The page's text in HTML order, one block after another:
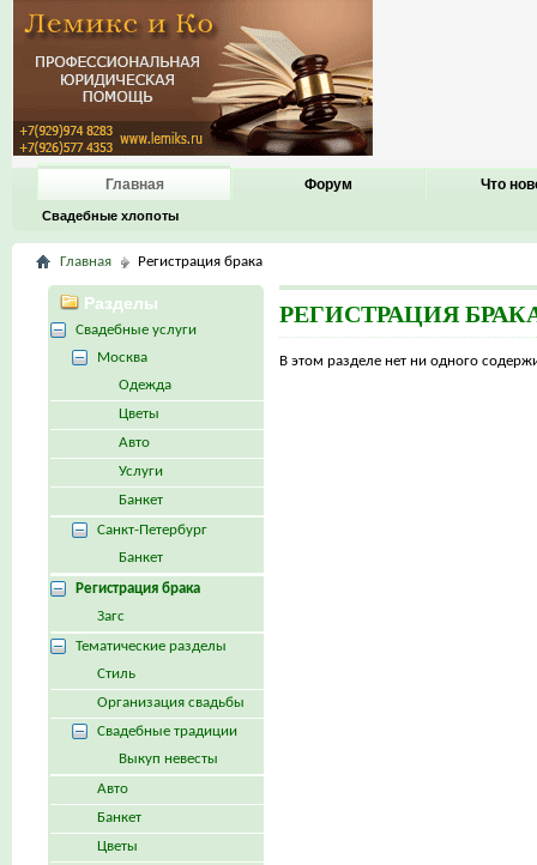
Главная
Свадебные хлопоты
Форум Что
Главная Регистрация брака
РЕГИСТРАЦИЯ
В этом разделе нет ни одного
Разделы
Свадебные услуги
Москва
Одежда
Цветы
Авто
Услуги
Банкет
Санкт-Петербург
Банкет
Регистрация брака
Загс
Тематические разделы
Стиль
Организация свадьбы
Свадебные традиции
Выкуп невесты
Авто
Банкет
Цветы